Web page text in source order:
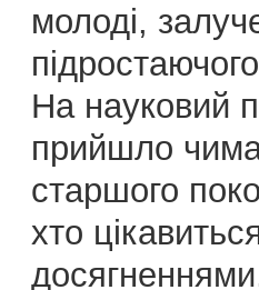
молоді,
На науковий
прийшло
старшого
хто